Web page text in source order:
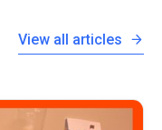
View all articles